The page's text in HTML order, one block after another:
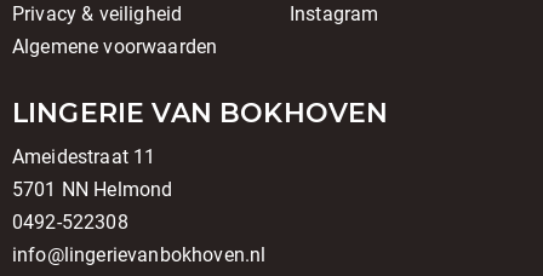
Privacy & veiligheid
Algemene voorwaarden
Instagram
LINGERIE VAN BOKHOVEN
Ameidestraat 11
5701 NN Helmond
0492-522308
info@lingerievanbokhoven.nl